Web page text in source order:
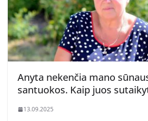
Anyta nekenčia mano
santuokos. Kaip juos
13.09.2025